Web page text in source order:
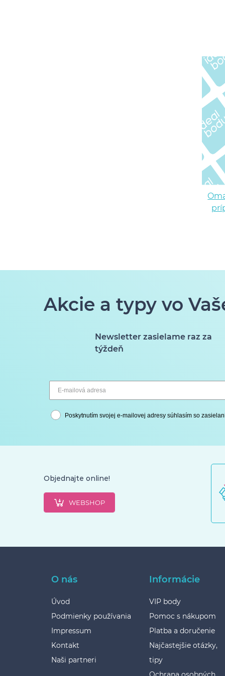
Akcie a typy vo
Newsletter zasielame raz za
týždeň
Poskytnutím svojej e-mailovej adresy súhlasím so
Objednajte online!
WEBSHOP
O nás
Úvod
Podmienky používania
Impressum
Kontakt
Naši partneri
Informácie
VIP body
Pomoc s nákupom
Platba a doručenie
Najčastejšie otázky,
tipy